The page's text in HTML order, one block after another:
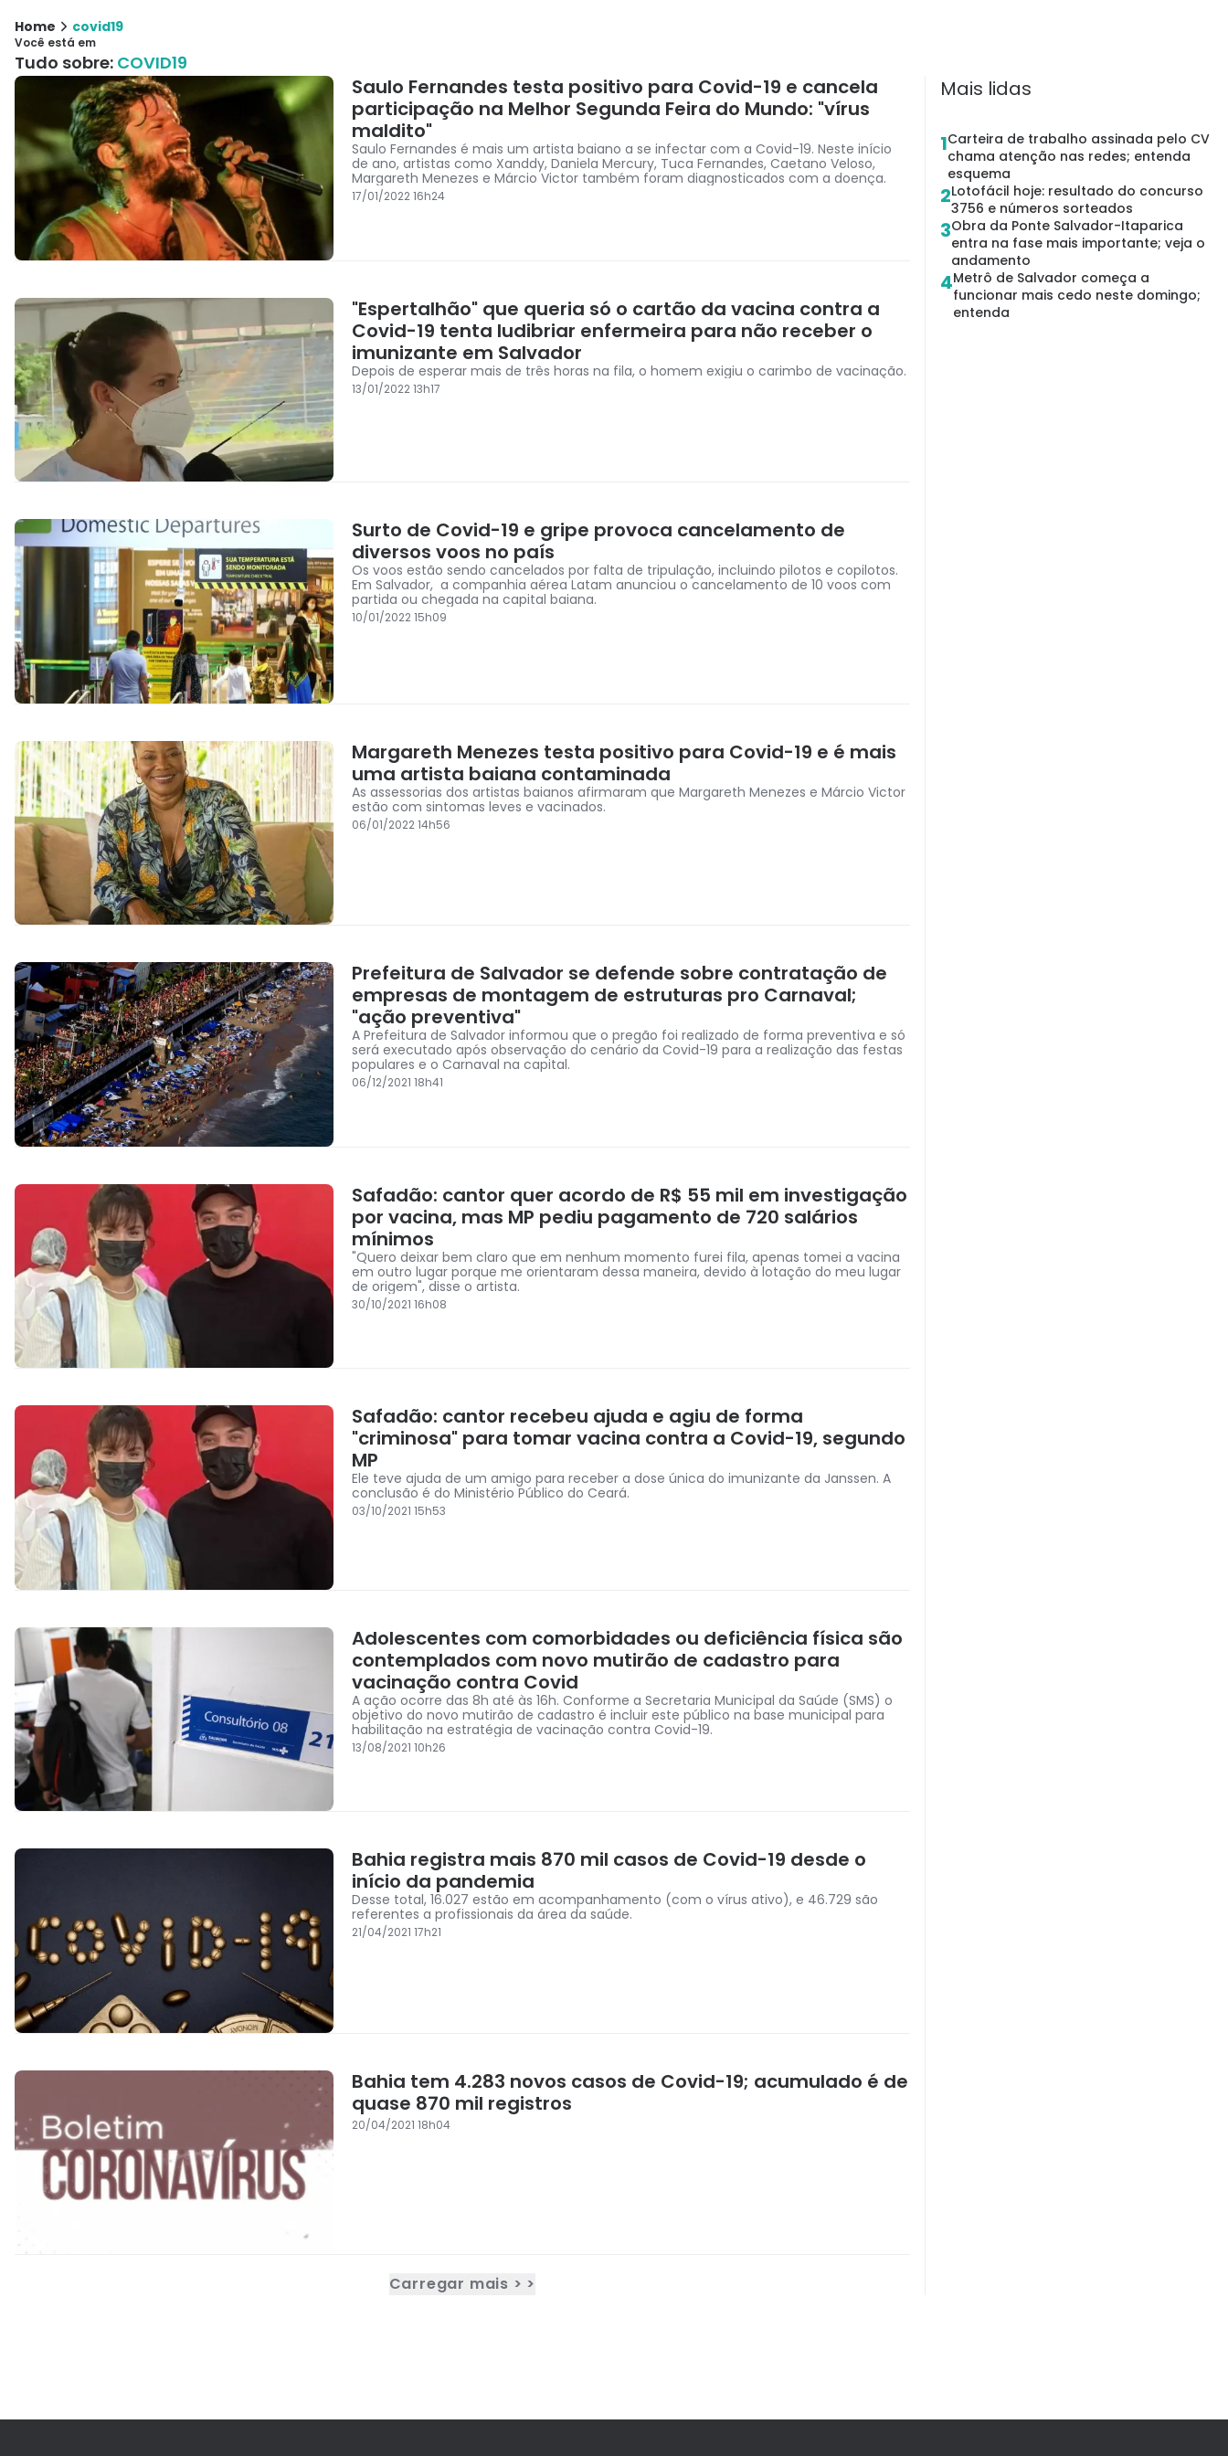
Home covid19
Você está em
Tudo sobre: COVID19
Saulo Fernandes testa positivo para Covid-19 e cancela
participação na Melhor Segunda Feira do Mundo: "vírus
maldito"
Saulo Fernandes é mais um artista baiano a se infectar com a Covid-19. Neste início
de ano, artistas como Xanddy, Daniela Mercury, Tuca Fernandes, Caetano Veloso,
Margareth Menezes e Márcio Victor também foram diagnosticados com a doença.
17/01/2022 16h24
"Espertalhão" que queria só o cartão da vacina contra a
Covid-19 tenta ludibriar enfermeira para não receber o
imunizante em Salvador
Depois de esperar mais de três horas na fila, o homem exigiu o carimbo de vacinação.
13/01/2022 13h17
Surto de Covid-19 e gripe provoca cancelamento de
diversos voos no país
Os voos estão sendo cancelados por falta de tripulação, incluindo pilotos e copilotos.
Em Salvador, a companhia aérea Latam anunciou o cancelamento de 10 voos com
partida ou chegada na capital baiana.
10/01/2022 15h09
Margareth Menezes testa positivo para Covid-19 e é mais
uma artista baiana contaminada
As assessorias dos artistas baianos afirmaram que Margareth Menezes e Márcio Victor
estão com sintomas leves e vacinados.
06/01/2022 14h56
Prefeitura de Salvador se defende sobre contratação de
empresas de montagem de estruturas pro Carnaval;
"ação preventiva"
A Prefeitura de Salvador informou que o pregão foi realizado de forma preventiva e só
será executado após observação do cenário da Covid-19 para a realização das festas
populares e o Carnaval na capital.
06/12/2021 18h41
Safadão: cantor quer acordo de R$ 55 mil em investigação
por vacina, mas MP pediu pagamento de 720 salários
mínimos
"Quero deixar bem claro que em nenhum momento furei fila, apenas tomei a vacina
em outro lugar porque me orientaram dessa maneira, devido à lotação do meu lugar
de origem", disse o artista.
30/10/2021 16h08
Safadão: cantor recebeu ajuda e agiu de forma
"criminosa" para tomar vacina contra a Covid-19, segundo
MP
Ele teve ajuda de um amigo para receber a dose única do imunizante da Janssen. A
conclusão é do Ministério Público do Ceará.
03/10/2021 15h53
Adolescentes com comorbidades ou deficiência física são
contemplados com novo mutirão de cadastro para
vacinação contra Covid
A ação ocorre das 8h até às 16h. Conforme a Secretaria Municipal da Saúde (SMS) o
objetivo do novo mutirão de cadastro é incluir este público na base municipal para
habilitação na estratégia de vacinação contra Covid-19.
13/08/2021 10h26
Bahia registra mais 870 mil casos de Covid-19 desde o
início da pandemia
Desse total, 16.027 estão em acompanhamento (com o vírus ativo), e 46.729 são
referentes a profissionais da área da saúde.
21/04/2021 17h21
Bahia tem 4.283 novos casos de Covid-19; acumulado é de
quase 870 mil registros
20/04/2021 18h04
Carregar mais > >
Mais lidas
1Carteira de trabalho assinada pelo CV
chama atenção nas redes; entenda
esquema
2Lotofácil hoje: resultado do concurso
3756 e números sorteados
3Obra da Ponte Salvador-Itaparica
entra na fase mais importante; veja o
andamento
4Metrô de Salvador começa a
funcionar mais cedo neste domingo;
entenda